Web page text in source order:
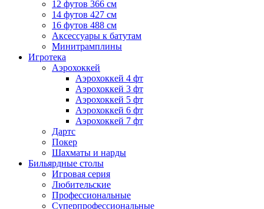
12 футов 366 см
14 футов 427 см
16 футов 488 см
Аксессуары к батутам
Минитрамплины
Игротека
Аэрохоккей
Аэрохоккей 4 фт
Аэрохоккей 3 фт
Аэрохоккей 5 фт
Аэрохоккей 6 фт
Аэрохоккей 7 фт
Дартс
Покер
Шахматы и нарды
Бильярдные столы
Игровая серия
Любительские
Профессиональные
Суперпрофессиональные